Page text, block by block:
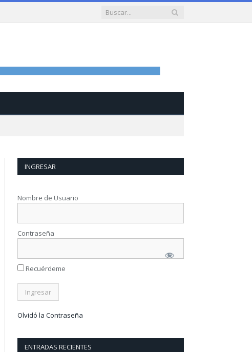
INGRESAR
Nombre de Usuario
Contraseña
Recuérdeme
Olvidó la Contraseña
ENTRADAS RECIENTES